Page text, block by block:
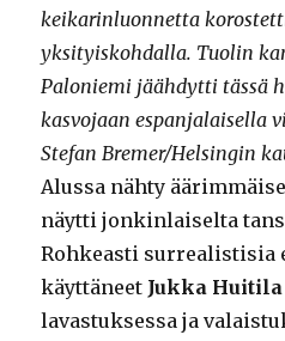
keikarinluonnetta
yksityiskohdalla. Tuolin
Paloniemi jäähdytti tässä
kasvojaan espanjalaisella
Stefan Bremer/Helsingin
Alussa nähty
näytti jonkinlaiselta
Rohkeasti surrealistisia
käyttäneet Jukka Huitila
lavastuksessa ja